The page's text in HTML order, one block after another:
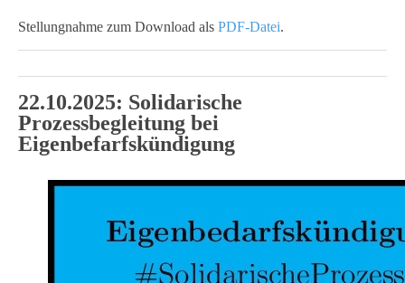
Stellungnahme zum Download als PDF-Datei.
22.10.2025: Solidarische
Prozessbegleitung bei
Eigenbefarfskündigung